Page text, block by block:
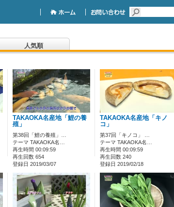
人気順
TAKAOKA名産地「鯉の養
殖」
第38回「鯉の養殖」…
テーマ TAKAOKA名…
再生時間 00:09:59
再生回数 654
登録日 2019/03/07
TAKAOKA名産地「キノ
コ」
第37回「キノコ」 …
テーマ TAKAOKA名…
再生時間 00:09:59
再生回数 240
登録日 2019/02/18